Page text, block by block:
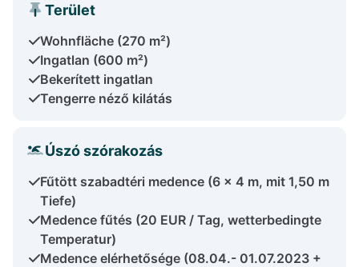
Terület
Wohnfläche (270 m²)
Ingatlan (600 m²)
Bekerített ingatlan
Tengerre néző kilátás
Úszó szórakozás
Fűtött szabadtéri medence (6 x 4 m, mit 1,50 m
Tiefe)
Medence fűtés (20 EUR / Tag, wetterbedingte
Temperatur)
Medence elérhetősége (08.04.- 01.07.2023 +